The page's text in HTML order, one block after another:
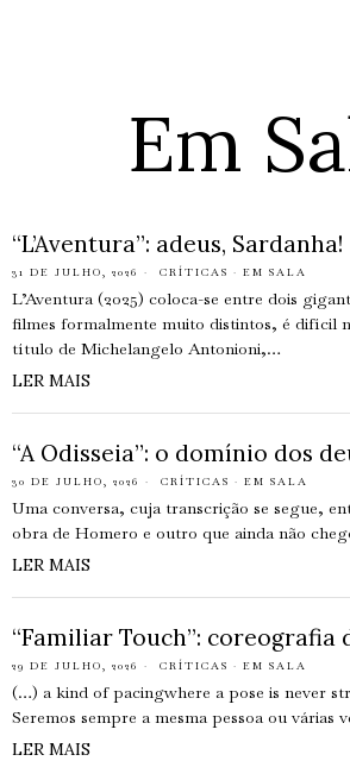
Em
“L’Aventura”: adeus, Sardanha!
31 DE JULHO, 2026 CRÍTICAS · EM SALA
L’Aventura (2025) coloca-se entre dois
filmes formalmente muito distintos, é difícil
título de Michelangelo Antonioni,…
LER MAIS
“A Odisseia”: o domínio dos
30 DE JULHO, 2026 CRÍTICAS · EM SALA
Uma conversa, cuja transcrição se segue,
obra de Homero e outro que ainda não
LER MAIS
“Familiar Touch”: coreografia
29 DE JULHO, 2026 CRÍTICAS · EM SALA
(…) a kind of pacingwhere a pose is never
Seremos sempre a mesma pessoa ou várias
LER MAIS